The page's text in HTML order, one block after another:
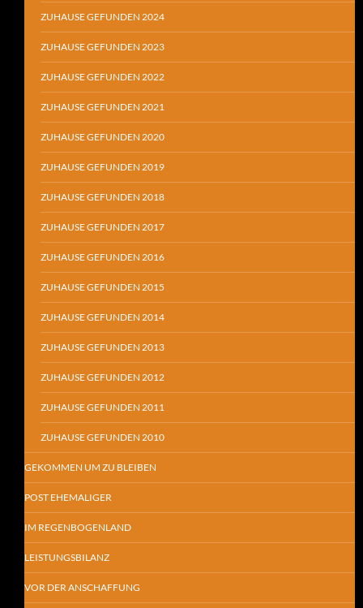
ZUHAUSE GEFUNDEN 2024
ZUHAUSE GEFUNDEN 2023
ZUHAUSE GEFUNDEN 2022
ZUHAUSE GEFUNDEN 2021
ZUHAUSE GEFUNDEN 2020
ZUHAUSE GEFUNDEN 2019
ZUHAUSE GEFUNDEN 2018
ZUHAUSE GEFUNDEN 2017
ZUHAUSE GEFUNDEN 2016
ZUHAUSE GEFUNDEN 2015
ZUHAUSE GEFUNDEN 2014
ZUHAUSE GEFUNDEN 2013
ZUHAUSE GEFUNDEN 2012
ZUHAUSE GEFUNDEN 2011
ZUHAUSE GEFUNDEN 2010
GEKOMMEN UM ZU BLEIBEN
POST EHEMALIGER
IM REGENBOGENLAND
LEISTUNGSBILANZ
VOR DER ANSCHAFFUNG